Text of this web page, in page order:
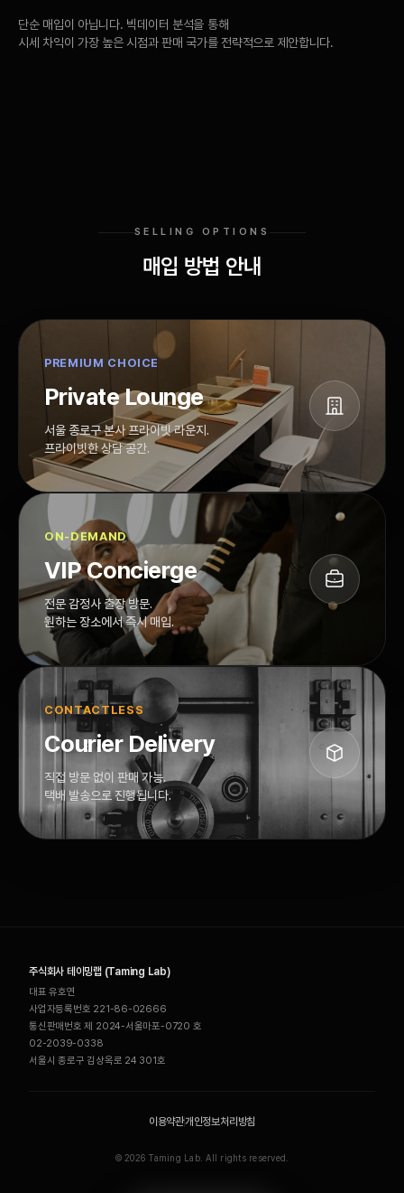
단순 매입이 아닙니다. 빅데이터 분석을 통해
시세 차익이 가장 높은 시점과 판매 국가를 전략적으로 제안합니다.
SELLING OPTIONS
매입 방법 안내
PREMIUM CHOICE
Private Lounge
서울 종로구 본사 프라이빗 라운지.
프라이빗한 상담 공간.
ON-DEMAND
VIP Concierge
전문 감정사 출장 방문.
원하는 장소에서 즉시 매입.
CONTACTLESS
Courier Delivery
직접 방문 없이 판매 가능.
택배 발송으로 진행됩니다.
주식회사 테이밍랩 (Taming Lab)
대표 유호연
사업자등록번호 221-86-02666
통신판매번호 제 2024-서울마포-0720 호
02-2039-0338
서울시 종로구 김상옥로 24 301호
이용약관개인정보처리방침
© 2026 Taming Lab. All rights reserved.